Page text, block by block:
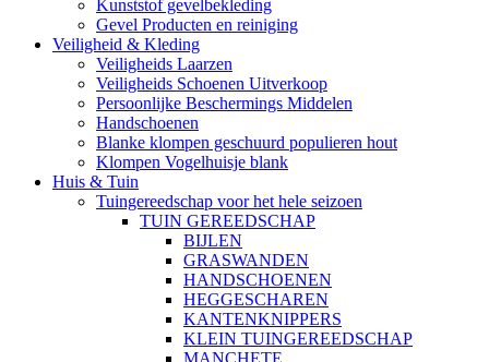
Kunststof gevelbekleding
Gevel Producten en reiniging
Veiligheid & Kleding
Veiligheids Laarzen
Veiligheids Schoenen Uitverkoop
Persoonlijke Beschermings Middelen
Handschoenen
Blanke klompen geschuurd populieren hout
Klompen Vogelhuisje blank
Huis & Tuin
Tuingereedschap voor het hele seizoen
TUIN GEREEDSCHAP
BIJLEN
GRASWANDEN
HANDSCHOENEN
HEGGESCHAREN
KANTENKNIPPERS
KLEIN TUINGEREEDSCHAP
MANCHETE